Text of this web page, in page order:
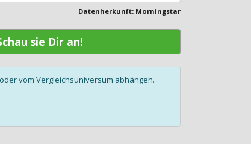
Datenherkunft: Morningstar
sie Dir an!
vom Vergleichsuniversum abhängen.